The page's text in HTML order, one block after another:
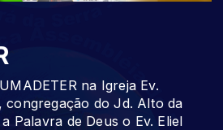
na Igreja Ev.
congregação do Jd. Alto da
Palavra de Deus o Ev. Eliel